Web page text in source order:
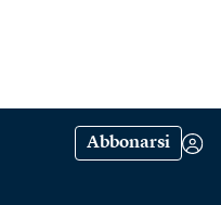
Abbonarsi